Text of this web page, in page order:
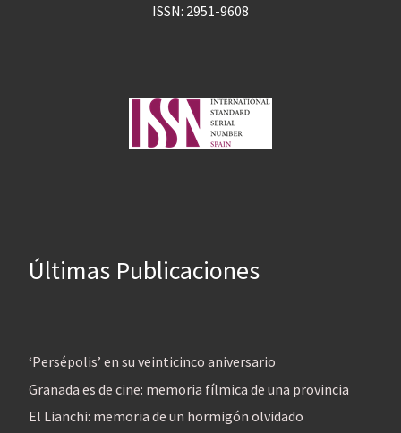
ISSN: 2951-9608
Últimas Publicaciones
‘Persépolis’ en su veinticinco aniversario
Granada es de cine: memoria fílmica de una provincia
El Lianchi: memoria de un hormigón olvidado